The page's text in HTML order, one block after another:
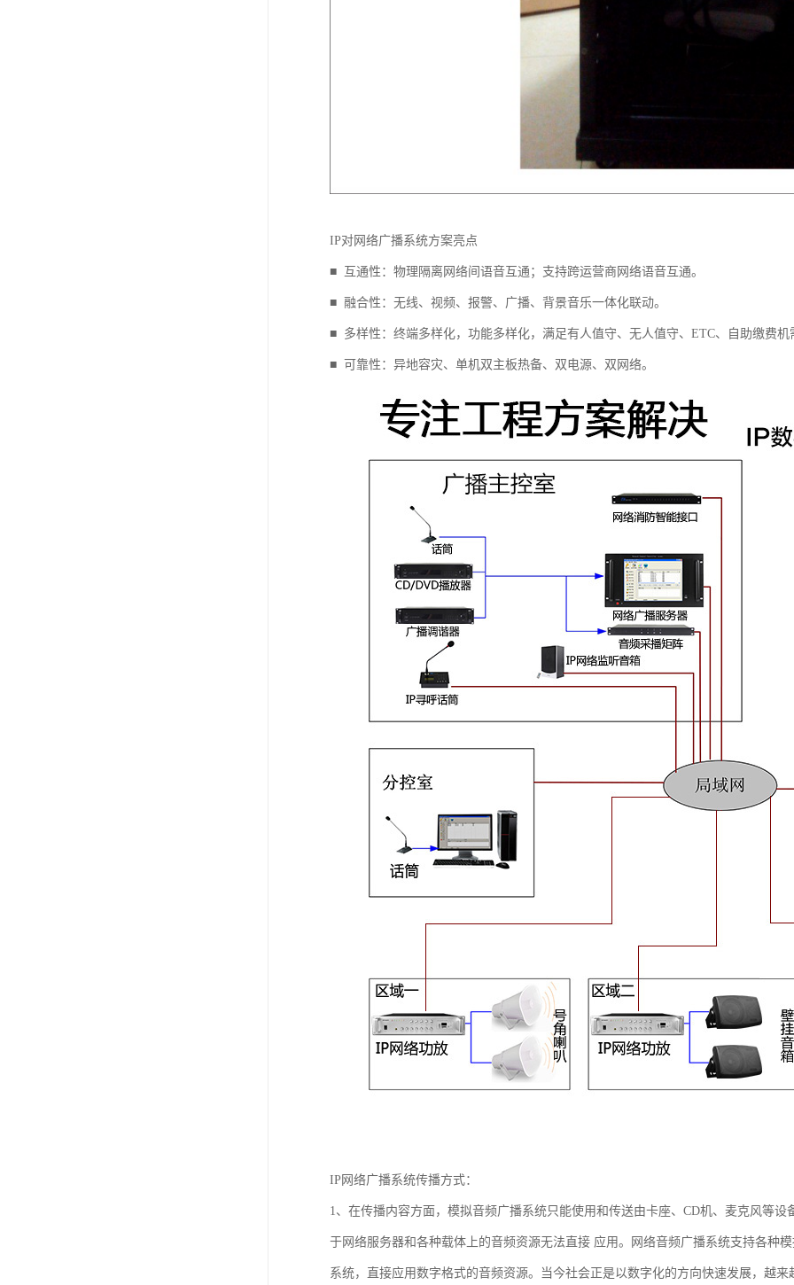
IP对网络广播系统方案亮点
■ 互通性：物理隔离网络间语音互通；支持跨运营商网络语音互通。
■ 融合性：无线、视频、报警、广播、背景音乐一体化联动。
■ 多样性：终端多样化，功能多样化，满足有人值守、无人值守、ETC、自助缴费机
■ 可靠性：异地容灾、单机双主板热备、双电源、双网络。
IP网络广播系统传播方式：
1、在传播内容方面，模拟音频广播系统只能使用和传送由卡座、CD机、麦克风等
于网络服务器和各种载体上的音频资源无法直接 应用。网络音频广播系统支持各种
系统，直接应用数字格式的音频资源。当今社会正是以数字化的方向快速发展，越